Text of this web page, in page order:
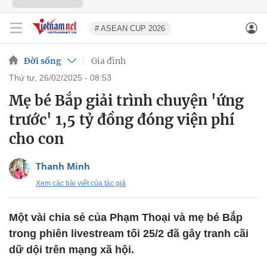
# ASEAN CUP 2026
Đời sống Gia đình
thứ tư, 26/02/2025 - 08:53
Mẹ bé Bắp giải trình chuyện 'ứng
trước' 1,5 tỷ đồng đóng viện phí
cho con
Thanh Minh
Xem các bài viết của tác giả
Một vài chia sẻ của Phạm Thoại và mẹ bé Bắp
trong phiên livestream tối 25/2 đã gây tranh cãi
dữ dội trên mạng xã hội.